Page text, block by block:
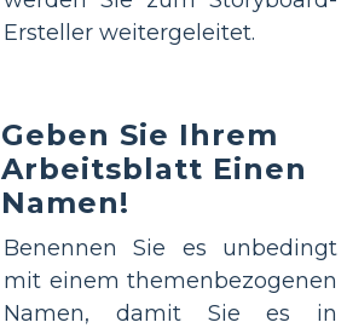
Ersteller weitergeleitet.
Geben Sie Ihrem
Arbeitsblatt Einen
Namen!
Benennen Sie es unbedingt
mit einem themenbezogenen
Namen, damit Sie es in